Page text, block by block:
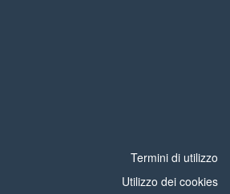
Termini di utilizzo
Utilizzo dei cookies